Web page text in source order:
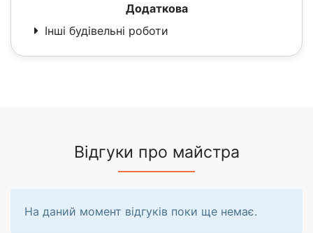
Додаткова
Інші будівельні роботи
Відгуки про майстра
На даний момент відгуків поки ще немає.